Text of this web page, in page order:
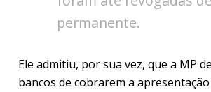
permanente.
Ele admitiu, por sua vez, que a MP
bancos de cobrarem a apresentação